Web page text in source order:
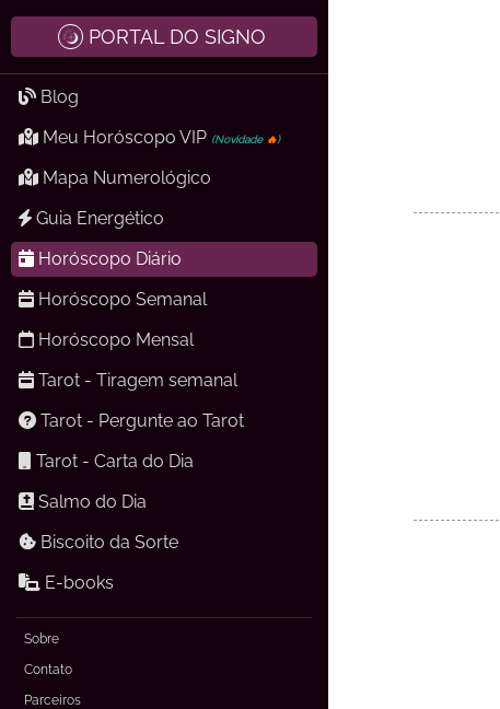
PORTAL DO SIGNO
Blog
Meu Horóscopo VIP (Novidade 🔥)
Mapa Numerológico
Guia Energético
Horóscopo Diário
Horóscopo Semanal
Horóscopo Mensal
Tarot - Tiragem semanal
Tarot - Pergunte ao Tarot
Tarot - Carta do Dia
Salmo do Dia
Biscoito da Sorte
E-books
Sobre
Contato
Parceiros